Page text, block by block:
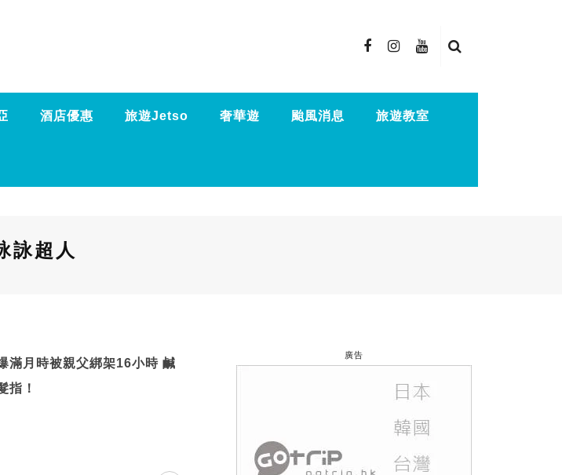
酒店優惠 旅遊Jetso 奢華遊 颱風消息 旅遊教室
詠超人
滿月時被親父綁架16小時 鹹
指！
廣告